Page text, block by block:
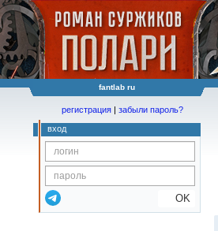
fantlab ru
регистрация | забыли пароль?
вход
OK